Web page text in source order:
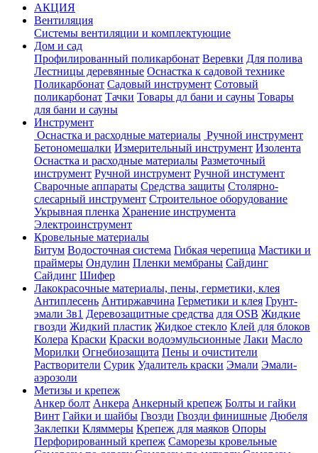
АКЦИЯ
Вентиляция
Системы вентиляции и комплектующие
Дом и сад
Профилированный поликарбонат Веревки Для полива
Лестницы деревянные Оснастка к садовой технике
Поликарбонат Садовый инструмент Сотовый
поликарбонат Тачки Товары дл бани и сауны Товары
для бани и сауны
Инструмент
Оснастка и расходные материалы Ручной инструмент
Бетономешалки Измерительный инструмент Изолента
Оснастка и расходные материалы Разметочный
инструмент Ручной инструмент Ручной инстумент
Сварочные аппараты Средства защиты Столярно-
слесарный инструмент Строительное оборудование
Укрывная пленка Хранение инструмента
Электроинструмент
Кровельные материалы
Битум Водосточная система Гибкая черепица Мастики и
праймеры Ондулин Пленки мембраны Сайдинг
Сайдинг Шифер
Лакокрасочные материалы, пены, герметики, клея
Антиплесень Антиржавчина Герметики и клея Грунт-
эмали 3в1 Деревозащитные средства для OSB Жидкие
гвозди Жидкий пластик Жидкое стекло Клей для блоков
Колера Краски Краски водоэмульсионные Лаки Масло
Морилки Огнебиозащита Пены и очистители
Растворители Сурик Удалитель краски Эмали Эмали-
аэрозоли
Метизы и крепеж
Анкер болт Анкера Анкерный крепеж Болты и гайки
Винт Гайки и шайбы Гвозди Гвозди финишные Дюбеля
Заклепки Кляммеры Крепеж для маяков Опоры
Перфорированный крепеж Саморезы кровельные